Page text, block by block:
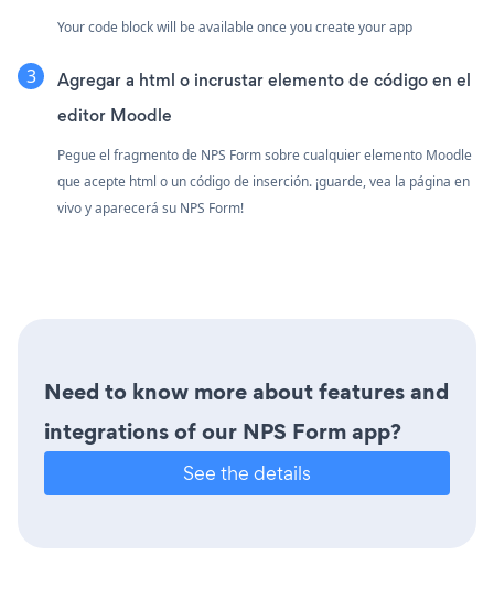
Your code block will be available once you create your app
Agregar a html o incrustar elemento de código en el
editor Moodle
Pegue el fragmento de NPS Form sobre cualquier elemento Moodle
que acepte html o un código de inserción. ¡guarde, vea la página en
vivo y aparecerá su NPS Form!
Need to know more about features and
integrations of our NPS Form app?
See the details